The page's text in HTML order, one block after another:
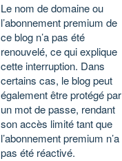
Le nom de domaine ou
l’abonnement premium de
ce blog n’a pas été
renouvelé, ce qui explique
cette interruption. Dans
certains cas, le blog peut
également être protégé par
un mot de passe, rendant
son accès limité tant que
l’abonnement premium n’a
pas été réactivé.